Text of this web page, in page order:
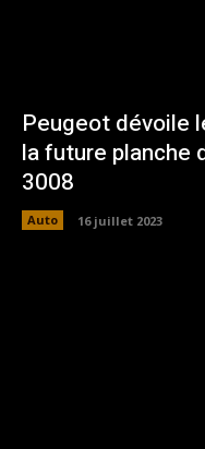
Peugeot dévoile
la future planche
3008
Auto 16 juillet 2023